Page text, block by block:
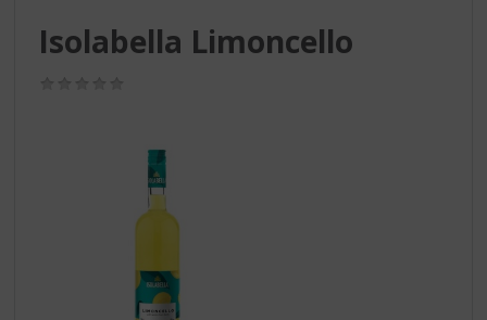
Isolabella Limoncello